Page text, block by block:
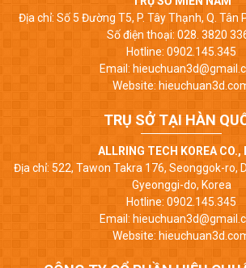
Địa chỉ: Số 5 Đường T5, P. Tây Thạnh, Q. Tân
Số điện thoại: 028. 3820
Hotline: 0902.145.345
Email:
Website:
TRỤ SỞ TẠI HÀN
ALLRING TECH KOREA CO.,
Địa chỉ: 522, Tawon Takra 176, Seonggok-ro,
Gyeonggi-do, Korea
Hotline: 0902.145.345
Email:
Website: